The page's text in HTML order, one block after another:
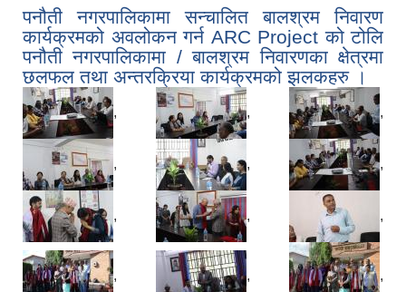
पनौती नगरपालिकामा सन्चालित बालश्रम निवारण
कार्यक्रमको अवलोकन गर्न ARC Project को टोलि
पनौती नगरपालिकामा / बालश्रम निवारणका क्षेत्रमा
छलफल तथा अन्तरक्रिया कार्यक्रमको झलकहरु ।
, , ,
, , ,
, , ,
, , ,